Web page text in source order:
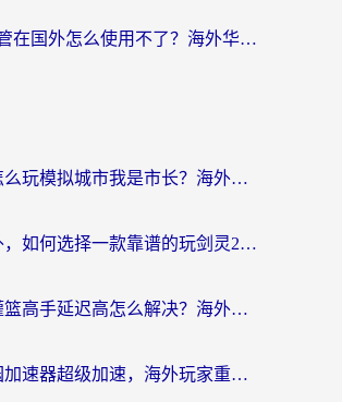
12123交管在国外怎么使用不了？海外华人必看的无缝访问国内资源指南
意大利怎么玩模拟城市我是市长？海外党国服游戏加速终极攻略（附三国3量子特攻解决办法）
人在海外，如何选择一款靠谱的玩剑灵2加速器？
国外玩灌篮高手延迟高怎么解决？海外玩家国服游戏加速终极指南
非人学园加速器超级加速，海外玩家重返国服的通行证